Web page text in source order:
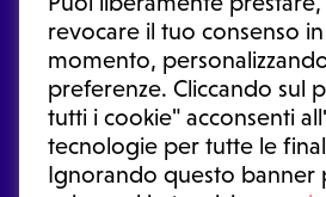
revocare il tuo consenso in
momento,
preferenze. Cliccando sul
tutti i cookie" acconsenti
tecnologie per tutte le
Ignorando questo banner
medicina generale o uno
Condizioni di utilizzo|Privacy
Ⓒ 2026 | Tutti i diritti